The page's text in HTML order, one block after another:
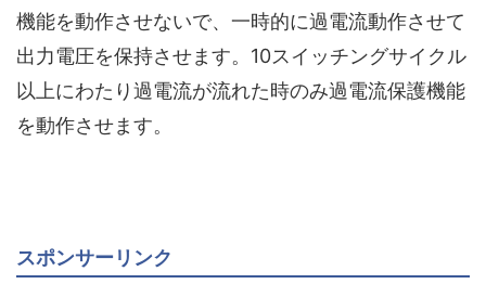
機能を動作させないで、一時的に過電流動作させて
出力電圧を保持させます。10スイッチングサイクル
以上にわたり過電流が流れた時のみ過電流保護機能
を動作させます。
スポンサーリンク